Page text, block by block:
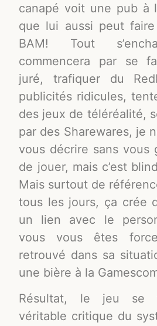
canapé voit une pub
que lui aussi peut
BAM! Tout
commencera par se
juré, trafiquer du
publicités ridicules,
des jeux de téléréalité,
par des Sharewares, je
vous décrire sans vous
de jouer, mais c’est
Mais surtout de
tous les jours, ça crée
un lien avec le
vous vous êtes
retrouvé dans sa
une bière à la
Résultat, le jeu se
véritable critique du